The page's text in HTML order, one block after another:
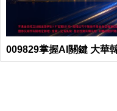
009829掌握AI關鍵 大華